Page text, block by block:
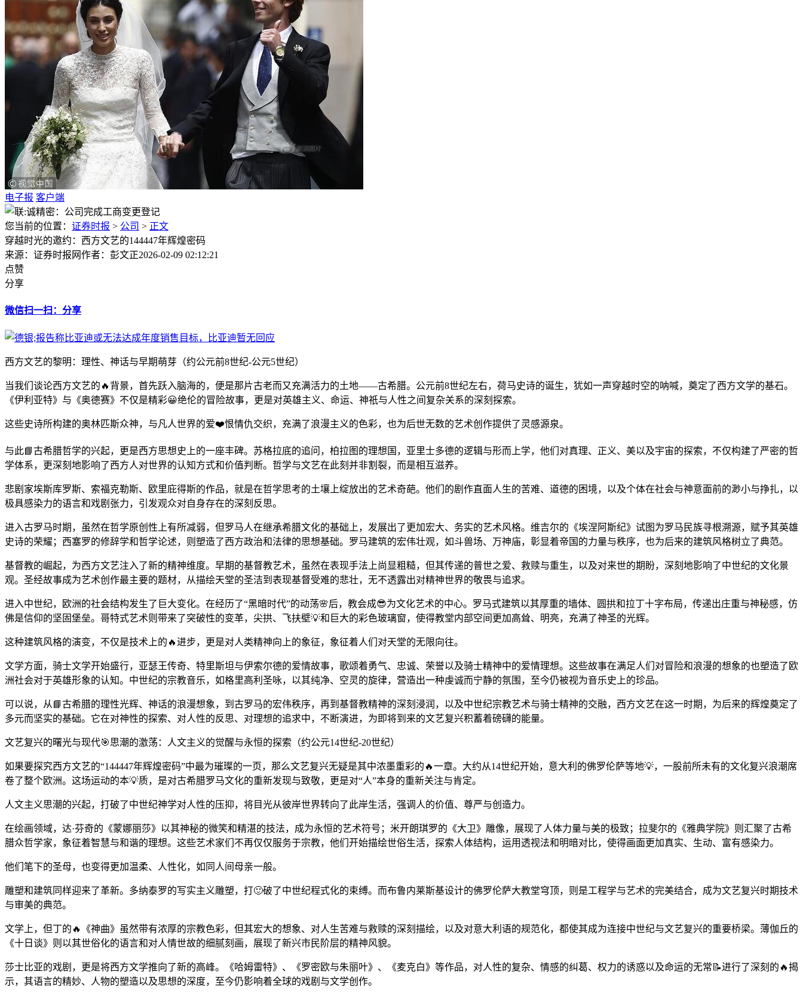
电子报 客户端
您当前的位置： 证券时报 > 公司 > 正文
穿越时光的邀约：西方文艺的144447年辉煌密码
来源：证券时报网作者：彭文正2026-02-09 02:12:21
点赞
分享
微信扫一扫：分享
西方文艺的黎明：理性、神话与早期萌芽（约公元前8世纪-公元5世纪）
当我们谈论西方文艺的🔥背景，首先跃入脑海的，便是那片古老而又充满活力的土地——古希腊。公元前8世纪左右，荷马史诗的诞生，犹如一声穿越时空的呐喊，奠定了西方文学的基石。
《伊利亚特》与《奥德赛》不仅是精彩😀绝伦的冒险故事，更是对英雄主义、命运、神祇与人性之间复杂关系的深刻探索。
这些史诗所构建的奥林匹斯众神，与凡人世界的爱❤️恨情仇交织，充满了浪漫主义的色彩，也为后世无数的艺术创作提供了灵感源泉。
与此📘古希腊哲学的兴起，更是西方思想史上的一座丰碑。苏格拉底的追问，柏拉图的理想国，亚里士多德的逻辑与形而上学，他们对真理、正义、美以及宇宙的探索，不仅构建了严密的哲
学体系，更深刻地影响了西方人对世界的认知方式和价值判断。哲学与文艺在此刻并非割裂，而是相互滋养。
悲剧家埃斯库罗斯、索福克勒斯、欧里庇得斯的作品，就是在哲学思考的土壤上绽放出的艺术奇葩。他们的剧作直面人生的苦难、道德的困境，以及个体在社会与神意面前的渺小与挣扎，以
极具感染力的语言和戏剧张力，引发观众对自身存在的深刻反思。
进入古罗马时期，虽然在哲学原创性上有所减弱，但罗马人在继承希腊文化的基础上，发展出了更加宏大、务实的艺术风格。维吉尔的《埃涅阿斯纪》试图为罗马民族寻根溯源，赋予其英雄
史诗的荣耀；西塞罗的修辞学和哲学论述，则塑造了西方政治和法律的思想基础。罗马建筑的宏伟壮观，如斗兽场、万神庙，彰显着帝国的力量与秩序，也为后来的建筑风格树立了典范。
基督教的崛起，为西方文艺注入了新的精神维度。早期的基督教艺术，虽然在表现手法上尚显粗糙，但其传递的普世之爱、救赎与重生，以及对来世的期盼，深刻地影响了中世纪的文化景
观。圣经故事成为艺术创作最主要的题材，从描绘天堂的圣洁到表现基督受难的悲壮，无不透露出对精神世界的敬畏与追求。
进入中世纪，欧洲的社会结构发生了巨大变化。在经历了“黑暗时代”的动荡🌸后，教会成😎为文化艺术的中心。罗马式建筑以其厚重的墙体、圆拱和拉丁十字布局，传递出庄重与神秘感，仿
佛是信仰的坚固堡垒。哥特式艺术则带来了突破性的变革，尖拱、飞扶壁💡和巨大的彩色玻璃窗，使得教堂内部空间更加高耸、明亮，充满了神圣的光辉。
这种建筑风格的演变，不仅是技术上的🔥进步，更是对人类精神向上的象征，象征着人们对天堂的无限向往。
文学方面，骑士文学开始盛行，亚瑟王传奇、特里斯坦与伊索尔德的爱情故事，歌颂着勇气、忠诚、荣誉以及骑士精神中的爱情理想。这些故事在满足人们对冒险和浪漫的想象的也塑造了欧
洲社会对于英雄形象的认知。中世纪的宗教音乐，如格里高利圣咏，以其纯净、空灵的旋律，营造出一种虔诚而宁静的氛围，至今仍被视为音乐史上的珍品。
可以说，从📘古希腊的理性光辉、神话的浪漫想象，到古罗马的宏伟秩序，再到基督教精神的深刻浸润，以及中世纪宗教艺术与骑士精神的交融，西方文艺在这一时期，为后来的辉煌奠定了
多元而坚实的基础。它在对神性的探索、对人性的反思、对理想的追求中，不断演进，为即将到来的文艺复兴积蓄着磅礴的能量。
文艺复兴的曙光与现代🎯思潮的激荡：人文主义的觉醒与永恒的探索（约公元14世纪-20世纪）
如果要探究西方文艺的“144447年辉煌密码”中最为璀璨的一页，那么文艺复兴无疑是其中浓墨重彩的🔥一章。大约从14世纪开始，意大利的佛罗伦萨等地💡，一股前所未有的文化复兴浪潮席
卷了整个欧洲。这场运动的本💡质，是对古希腊罗马文化的重新发现与致敬，更是对“人”本身的重新关注与肯定。
人文主义思潮的兴起，打破了中世纪神学对人性的压抑，将目光从彼岸世界转向了此岸生活，强调人的价值、尊严与创造力。
在绘画领域，达·芬奇的《蒙娜丽莎》以其神秘的微笑和精湛的技法，成为永恒的艺术符号；米开朗琪罗的《大卫》雕像，展现了人体力量与美的极致；拉斐尔的《雅典学院》则汇聚了古希
腊众哲学家，象征着智慧与和谐的理想。这些艺术家们不再仅仅服务于宗教，他们开始描绘世俗生活，探索人体结构，运用透视法和明暗对比，使得画面更加真实、生动、富有感染力。
他们笔下的圣母，也变得更加温柔、人性化，如同人间母亲一般。
雕塑和建筑同样迎来了革新。多纳泰罗的写实主义雕塑，打🙂破了中世纪程式化的束缚。而布鲁内莱斯基设计的佛罗伦萨大教堂穹顶，则是工程学与艺术的完美结合，成为文艺复兴时期技术
与审美的典范。
文学上，但丁的🔥《神曲》虽然带有浓厚的宗教色彩，但其宏大的想象、对人生苦难与救赎的深刻描绘，以及对意大利语的规范化，都使其成为连接中世纪与文艺复兴的重要桥梁。薄伽丘的
《十日谈》则以其世俗化的语言和对人情世故的细腻刻画，展现了新兴市民阶层的精神风貌。
莎士比亚的戏剧，更是将西方文学推向了新的高峰。《哈姆雷特》、《罗密欧与朱丽叶》、《麦克白》等作品，对人性的复杂、情感的纠葛、权力的诱惑以及命运的无常📝进行了深刻的🔥揭
示，其语言的精妙、人物的塑造以及思想的深度，至今仍影响着全球的戏剧与文学创作。